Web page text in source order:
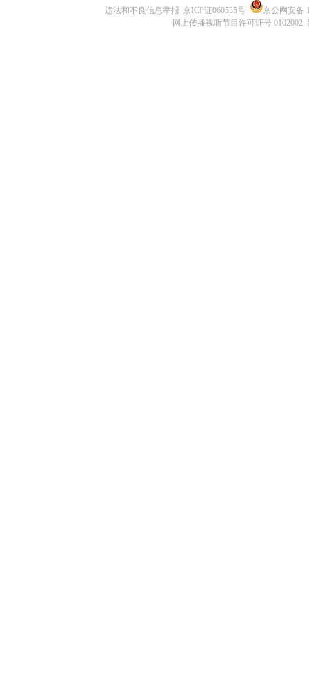
违法和不良信息举报 京ICP证060535号
京公网安备
网上传播视听节目许可证号 0102002